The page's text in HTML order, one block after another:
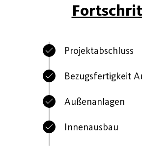
Projektabschluss
Bezugsfertigkeit
Außenanlagen
Innenausbau